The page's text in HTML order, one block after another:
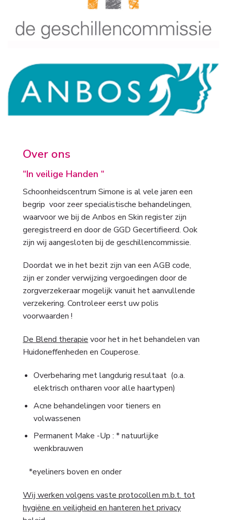
Over ons
“In veilige Handen “
Schoonheidscentrum Simone is al vele jaren een
begrip voor zeer specialistische behandelingen,
waarvoor we bij de Anbos en Skin register zijn
geregistreerd en door de GGD Gecertifieerd. Ook
zijn wij aangesloten bij de geschillencommissie.
Doordat we in het bezit zijn van een AGB code,
zijn er zonder verwijzing vergoedingen door de
zorgverzekeraar mogelijk vanuit het aanvullende
verzekering. Controleer eerst uw polis
voorwaarden !
De Blend therapie voor het in het behandelen van
Huidoneffenheden en Couperose.
Overbeharing met langdurig resultaat (o.a.
elektrisch ontharen voor alle haartypen)
Acne behandelingen voor tieners en
volwassenen
Permanent Make -Up : * natuurlijke
wenkbrauwen
*eyeliners boven en onder
Wij werken volgens vaste protocollen m.b.t. tot
hygiëne en veiligheid en hanteren het privacy